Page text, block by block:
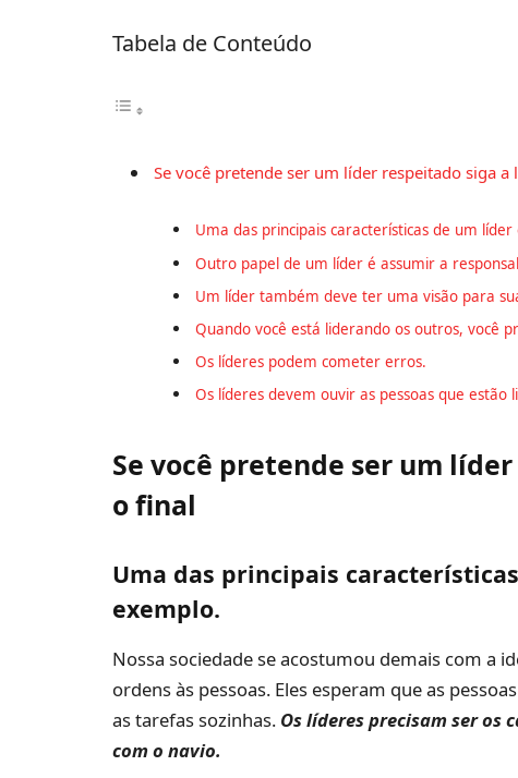
Tabela de Conteúdo
Se você pretende ser um líder respeitado siga a
Uma das principais características de um
Outro papel de um líder é assumir a
Um líder também deve ter uma visão para
Quando você está liderando os outros, você
Os líderes podem cometer erros.
Os líderes devem ouvir as pessoas que estão
Se você pretende ser um
o final
Uma das principais
exemplo.
Nossa sociedade se acostumou demais com a
ordens às pessoas. Eles esperam que as
as tarefas sozinhas. Os líderes precisam ser os
com o navio.